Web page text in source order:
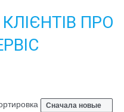
ПРО
Сначала новые